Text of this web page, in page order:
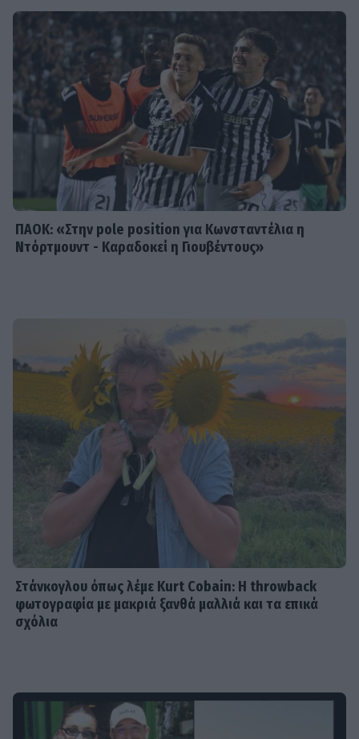
εποχή που ντροπιάζει το ανθρώπινο
πλάσμα»
SHOWBIZ
Μαρία Ηλιάκη: Το makeup των
διακοπών, η αμφιβολία & η
αντίδραση στην απάντηση του
Στέλιου Μανουσάκη
ΠΑΟΚ: «Στην pole position για Κωνσταντέλια η
Ντόρτμουντ - Καραδοκεί η Γιουβέντους»
Στάνκογλου όπως λέμε Kurt Cobain: H throwback
φωτογραφία με μακριά ξανθά μαλλιά και τα επικά
σχόλια